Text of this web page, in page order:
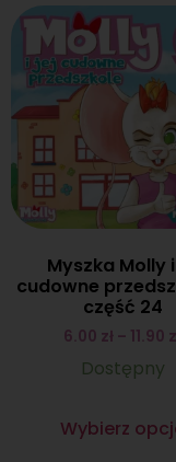
Myszka Molly
cudowne
część 24
6.00 zł – 11.90
Dostępny
Wybierz